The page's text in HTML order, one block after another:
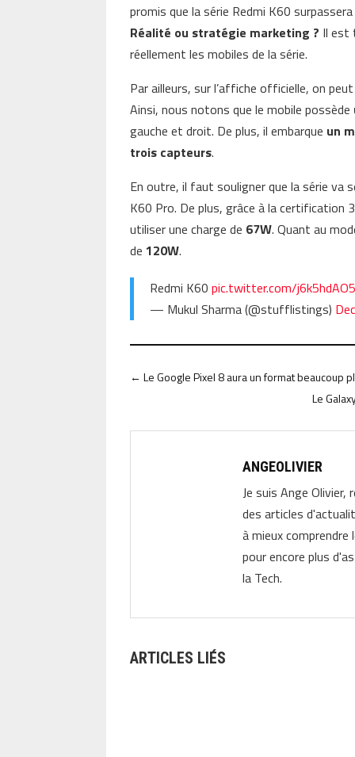
promis que la série Redmi K60
Réalité ou stratégie marketing ? Il est
réellement les mobiles de la série.
Par ailleurs, sur l’affiche officielle, on
Ainsi, nous notons que le mobile possède
gauche et droit. De plus, il embarque un
trois capteurs.
En outre, il faut souligner que la série va
K60 Pro. De plus, grâce à la certification
utiliser une charge de 67W. Quant au
de 120W.
Redmi K60pic.twitter.com/
— Mukul Sharma (@stufflistings)
←Le Google Pixel 8 aura un format beaucoup
Le
ANGEOLIVIER
Je suis Ange
des articles
à mieux
pour encore plus
la Tech.
ARTICLES LIÉS